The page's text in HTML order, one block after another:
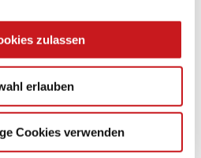
zulassen
erlauben
Cookies verwenden
Tipp